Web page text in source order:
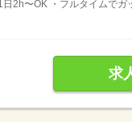
2h〜OK ・フルタイムで
求